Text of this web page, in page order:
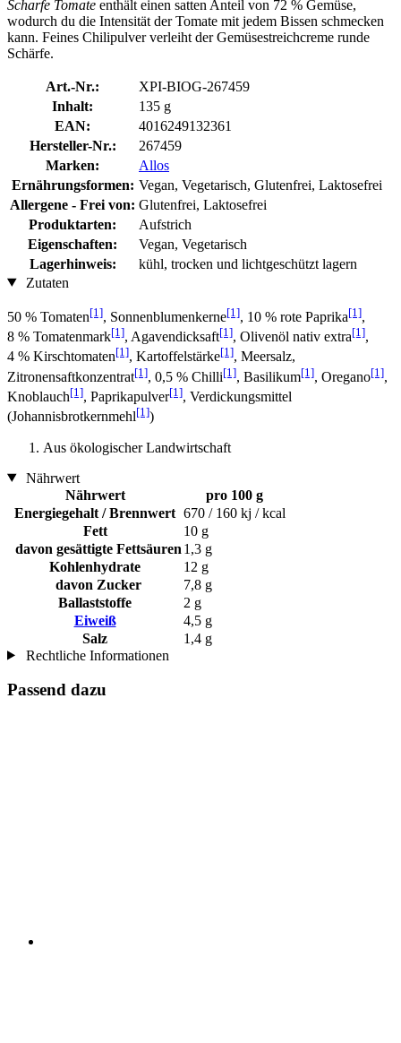
Scharfe Tomate enthält einen satten Anteil von 72 % Gemüse,
wodurch du die Intensität der Tomate mit jedem Bissen schmecken
kann. Feines Chilipulver verleiht der Gemüsestreichcreme runde
Schärfe.
Art.-Nr.:
XPI-BIOG-267459
Inhalt:
135 g
EAN:
4016249132361
Hersteller-Nr.:
267459
Marken:
Allos
Ernährungsformen: Vegan, Vegetarisch, Glutenfrei, Laktosefrei
Allergene - Frei von: Glutenfrei, Laktosefrei
Produktarten:
Aufstrich
Eigenschaften:
Vegan, Vegetarisch
Lagerhinweis:
kühl, trocken und lichtgeschützt lagern
Zutaten
50 % Tomaten[1], Sonnenblumenkerne[1], 10 % rote Paprika[1],
8 % Tomatenmark[1], Agavendicksaft[1], Olivenöl nativ extra[1],
4 % Kirschtomaten[1], Kartoffelstärke[1], Meersalz,
Zitronensaftkonzentrat[1], 0,5 % Chilli[1], Basilikum[1], Oregano[1],
Knoblauch[1], Paprikapulver[1], Verdickungsmittel
(Johannisbrotkernmehl[1])
Aus ökologischer Landwirtschaft
Nährwert
Nährwert
pro 100 g
Energiegehalt / Brennwert 670 / 160 kj / kcal
Fett
10 g
davon gesättigte Fettsäuren 1,3 g
Kohlenhydrate
12 g
davon Zucker
7,8 g
Ballaststoffe
2 g
Eiweiß
4,5 g
Salz
1,4 g
Rechtliche Informationen
Passend dazu